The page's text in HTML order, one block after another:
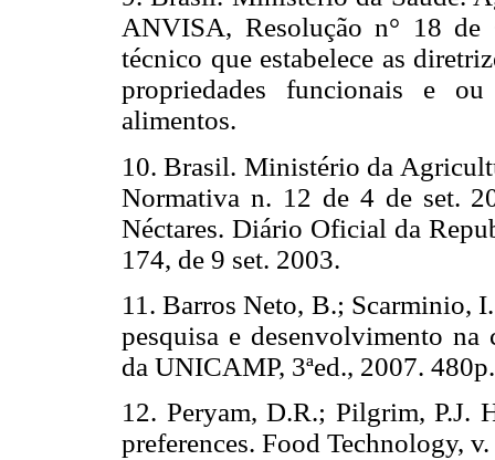
ANVISA, Resolução n° 18 de
técnico que estabelece as
propriedades funcionais e
alimentos.
10. Brasil. Ministério da
Normativa n. 12 de 4 de set.
Néctares. Diário Oficial da
174, de 9 set. 2003.
11. Barros Neto, B.; Scarminio,
pesquisa e desenvolvimento
da UNICAMP, 3ªed., 2007. 480p.
12. Peryam, D.R.; Pilgrim, P.J.
preferences. Food Technology,